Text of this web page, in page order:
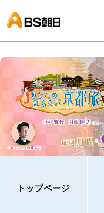
トップページ